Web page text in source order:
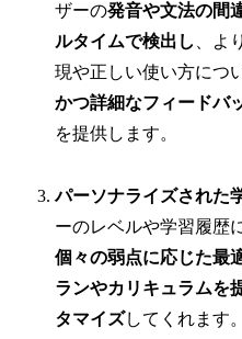
ザーの発音や文法の間
ルタイムで検出し
、よ
現や正しい使い方につ
かつ詳細なフィードバ
を提供します。
パーソナライズされた
ーのレベルや学習履歴
個々の弱点に応じた最
ランやカリキュラムを
タマイズしてくれます。